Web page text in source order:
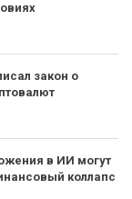
закон о
в ИИ могут
коллапс